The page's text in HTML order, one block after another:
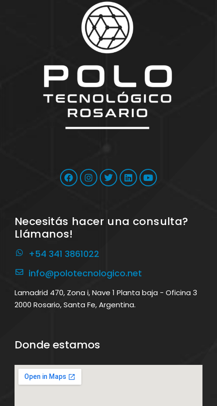
Necesitás hacer una consulta?
Llámanos!
+54 341 3861022
info@polotecnologico.net
Lamadrid 470, Zona i, Nave 1 Planta baja - Oficina 3
2000 Rosario, Santa Fe, Argentina.
Donde estamos